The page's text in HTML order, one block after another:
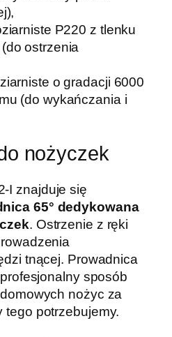
P220 z tlenku
ostrzenia
o gradacji 6000
(do wykańczania i
nożyczek
I znajduje się
65° dedykowana
. Ostrzenie z ręki
tnącej. Prowadnica
sposób
nożyc za
tego potrzebujemy.